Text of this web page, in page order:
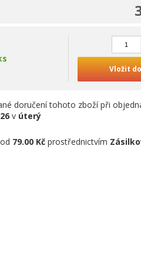
Vložit
doručení tohoto zboží při
v úterý
79.00 Kč prostřednictvím